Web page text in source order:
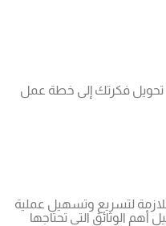
تحويل فكرتك إلى خطة عمل
لتسريع وتسهيل عملية
الوثائق التي تحتاجها